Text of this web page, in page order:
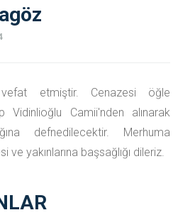
etmiştir. Cenazesi öğle
Vidinlioğlu Camii'nden alınarak
defnedilecektir. Merhuma
ve yakınlarına başsağlığı dileriz.